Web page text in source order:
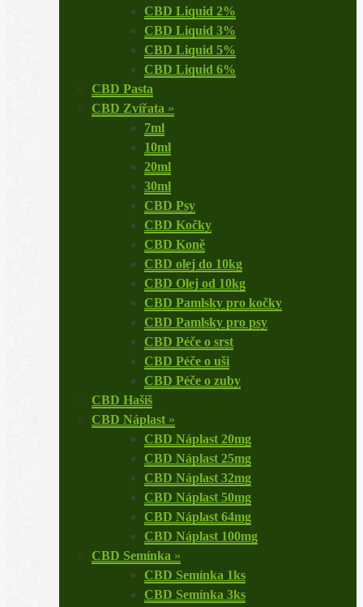
CBD Liquid 2%
CBD Liquid 3%
CBD Liquid 5%
CBD Liquid 6%
CBD Pasta
CBD Zvířata »
7ml
10ml
20ml
30ml
CBD Psy
CBD Kočky
CBD Koně
CBD olej do 10kg
CBD Olej od 10kg
CBD Pamlsky pro kočky
CBD Pamlsky pro psy
CBD Péče o srst
CBD Péče o uši
CBD Péče o zuby
CBD Hašiš
CBD Náplast »
CBD Náplast 20mg
CBD Náplast 25mg
CBD Náplast 32mg
CBD Náplast 50mg
CBD Náplast 64mg
CBD Náplast 100mg
CBD Semínka »
CBD Semínka 1ks
CBD Semínka 3ks